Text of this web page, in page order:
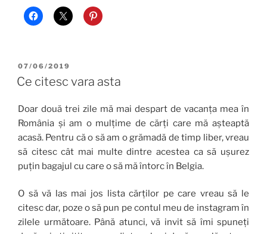
POSTED
ON
07/06/2019
Ce citesc vara asta
Doar două trei zile mă mai despart de vacanța mea în
România și am o mulțime de cărți care mă așteaptă
acasă. Pentru că o să am o grămadă de timp liber, vreau
să citesc cât mai multe dintre acestea ca să ușurez
puțin bagajul cu care o să mă întorc în Belgia.
O să vă las mai jos lista cărților pe care vreau să le
citesc dar, poze o să pun pe contul meu de instagram în
zilele următoare. Până atunci, vă invit să îmi spuneți